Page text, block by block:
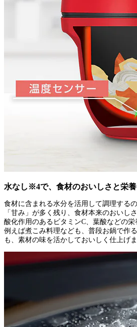
水なし※4で、食材のおいしさと栄
食材に含まれる水分を活用して調理する
「甘み」が多く残り、食材本来のおいし
酸化作用のあるビタミンC、葉酸などの栄
例えば煮こみ料理なども、普段お鍋で作
も、素材の味を活かしておいしく仕上げま